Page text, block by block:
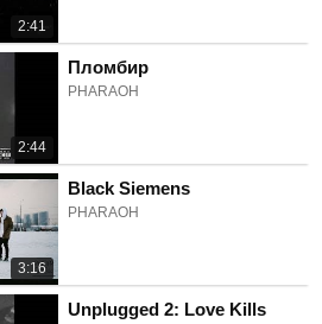
2:41
2:44
Пломбир
PHARAOH
3:16
Black Siemens
PHARAOH
Unplugged 2: Love Kills